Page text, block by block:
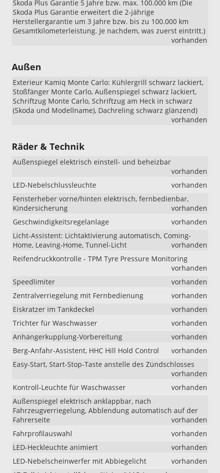
Skoda Plus Garantie 5 Jahre bzw. max. 100.000 km (Die
Skoda Plus Garantie erweitert die 2-jährige
Herstellergarantie um 3 Jahre bzw. bis zu 100.000 km
Gesamtkilometerleistung. Je nachdem, was zuerst eintritt.)
vorhanden
Außen
Exterieur Kamiq Monte Carlo: Kühlergrill schwarz lackiert,
Stoßfänger Monte Carlo, Außenspiegel schwarz lackiert,
Schriftzug Monte Carlo, Schriftzug am Heck in schwarz
(Skoda und Modellname), Dachreling schwarz glänzend)
vorhanden
Räder & Technik
Außenspiegel elektrisch einstell- und beheizbar
vorhanden
LED-Nebelschlussleuchte
vorhanden
Fensterheber vorne/hinten elektrisch, fernbedienbar,
Kindersicherung
vorhanden
Geschwindigkeitsregelanlage
vorhanden
Licht-Assistent: Lichtaktivierung automatisch, Coming-
Home, Leaving-Home, Tunnel-Licht
vorhanden
Reifendruckkontrolle - TPM Tyre Pressure Monitoring
vorhanden
Speedlimiter
vorhanden
Zentralverriegelung mit Fernbedienung
vorhanden
Eiskratzer im Tankdeckel
vorhanden
Trichter für Waschwasser
vorhanden
Anhängerkupplung-Vorbereitung
vorhanden
Berg-Anfahr-Assistent, HHC Hill Hold Control
vorhanden
Easy-Start, Start-Stop-Taste anstelle des Zündschlosses
vorhanden
Kontroll-Leuchte für Waschwasser
vorhanden
Außenspiegel elektrisch anklappbar, nach
Fahrzeugverriegelung, Abblendung automatisch auf der
Fahrerseite
vorhanden
Fahrprofilauswahl
vorhanden
LED-Heckleuchte animiert
vorhanden
LED-Nebelscheinwerfer mit Abbiegelicht
vorhanden